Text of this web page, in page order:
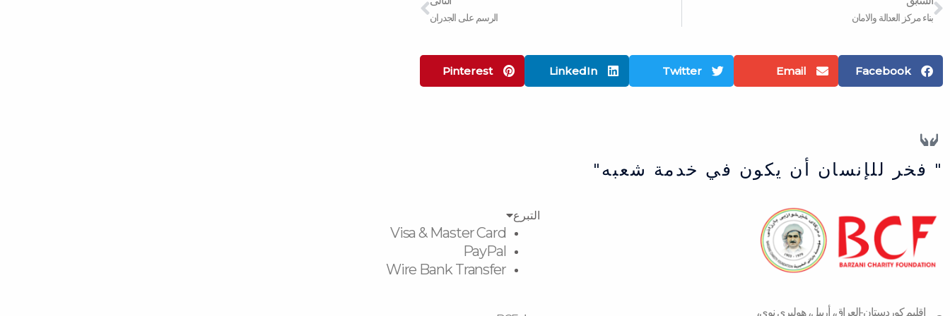
بناء مركز العدالة والامان الرسم على الجدران
Facebook
Email
Twitter
LinkedIn
Pinterest
" فخر للإنسان أن يكون في خدمة شعبه"
اقلیم كوردستان-العراق، أربیل، هولیری نوی،
التبرع
Visa & Master Card
PayPal
Wire Bank Transfer